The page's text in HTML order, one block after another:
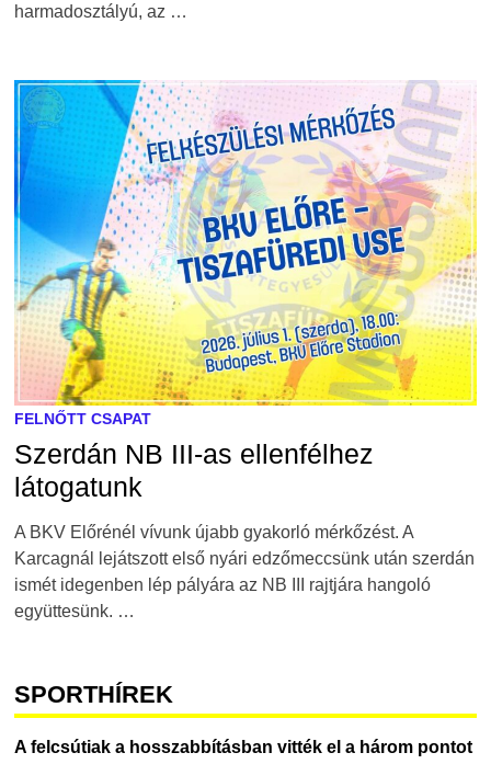
harmadosztályú, az …
FELNŐTT CSAPAT
Szerdán NB III-as ellenfélhez
látogatunk
A BKV Előrénél vívunk újabb gyakorló mérkőzést. A
Karcagnál lejátszott első nyári edzőmeccsünk után szerdán
ismét idegenben lép pályára az NB III rajtjára hangoló
együttesünk. …
SPORTHÍREK
A felcsútiak a hosszabbításban vitték el a három pontot